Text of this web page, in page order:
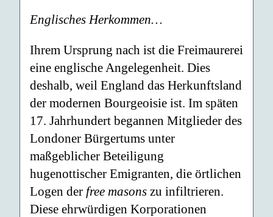
Englisches Herkommen…
Ihrem Ursprung nach ist die Freimaurerei
eine englische Angelegenheit. Dies
deshalb, weil England das Herkunftsland
der modernen Bourgeoisie ist. Im späten
17. Jahrhundert begannen Mitglieder des
Londoner Bürgertums unter
maßgeblicher Beteiligung
hugenottischer Emigranten, die örtlichen
Logen der free masons zu infiltrieren.
Diese ehrwürdigen Korporationen